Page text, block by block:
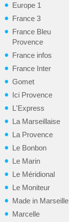
Europe 1
France 3
France Bleu
Provence
France infos
France Inter
Gomet
Ici Provence
L'Express
La Marseillaise
La Provence
Le Bonbon
Le Marin
Le Méridional
Le Moniteur
Made in Marseille
Marcelle